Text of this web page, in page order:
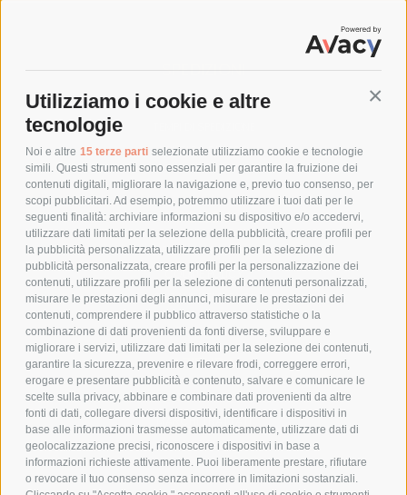
Utilizziamo i cookie e altre
tecnologie
Noi e altre 15 terze parti selezionate utilizziamo cookie e tecnologie
simili. Questi strumenti sono essenziali per garantire la fruizione dei
contenuti digitali, migliorare la navigazione e, previo tuo consenso, per
scopi pubblicitari. Ad esempio, potremmo utilizzare i tuoi dati per le
seguenti finalità: archiviare informazioni su dispositivo e/o accedervi,
utilizzare dati limitati per la selezione della pubblicità, creare profili per
la pubblicità personalizzata, utilizzare profili per la selezione di
pubblicità personalizzata, creare profili per la personalizzazione dei
contenuti, utilizzare profili per la selezione di contenuti personalizzati,
misurare le prestazioni degli annunci, misurare le prestazioni dei
contenuti, comprendere il pubblico attraverso statistiche o la
combinazione di dati provenienti da fonti diverse, sviluppare e
migliorare i servizi, utilizzare dati limitati per la selezione dei contenuti,
garantire la sicurezza, prevenire e rilevare frodi, correggere errori,
erogare e presentare pubblicità e contenuto, salvare e comunicare le
scelte sulla privacy, abbinare e combinare dati provenienti da altre
fonti di dati, collegare diversi dispositivi, identificare i dispositivi in
base alle informazioni trasmesse automaticamente, utilizzare dati di
geolocalizzazione precisi, riconoscere i dispositivi in base a
informazioni richieste attivamente. Puoi liberamente prestare, rifiutare
o revocare il tuo consenso senza incorrere in limitazioni sostanziali.
SPEDIZIONI
COSTI DI SPEDIZIONE
POLITICA DI RESO
POLICY
PRIVACY POLICY
COOKIE POLICY
PAGAMENTI SICURI
AZIENDA
CHI SIAMO
MARCHI TRATTATI
CONDOMINI